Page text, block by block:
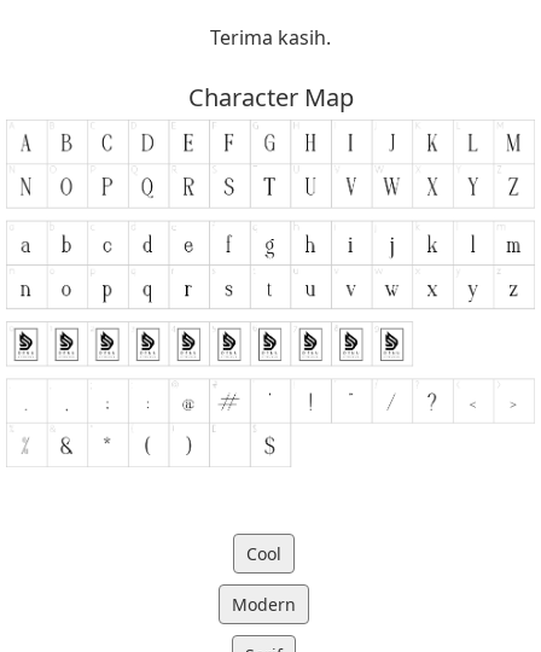
Terima kasih.
Character Map
Cool
Modern